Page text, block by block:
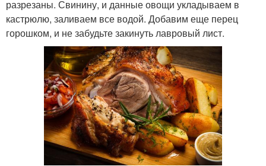
разрезаны. Свинину, и данные овощи укладываем в
кастрюлю, заливаем все водой. Добавим еще перец
горошком, и не забудьте закинуть лавровый лист.